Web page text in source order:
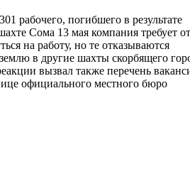
рабочего, погибшего в результате
Сома 13 мая компания требует от
на работу, но те отказываются
в другие шахты скорбящего
вызвал также перечень
официального местного бюро